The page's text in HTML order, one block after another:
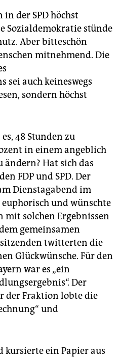
der SPD höchst
Sozialdemokratie stünde
Aber bitteschön
mitnehmend. Die
sei auch keineswegs
sondern höchst
48 Stunden zu
in einem angeblich
Hat sich das
FDP und SPD. Der
Dienstagabend im
und wünschte
solchen Ergebnissen
gemeinsamen
twitterten die
Glückwünsche. Für den
war es „ein
Der
der Fraktion lobte die
und
kursierte ein Papier aus